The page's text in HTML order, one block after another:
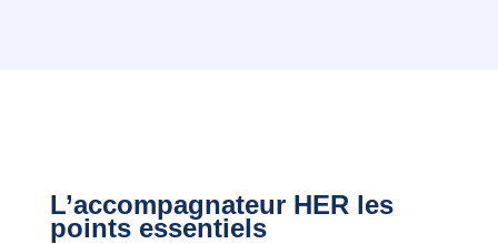
L’accompagnateur HER les
points essentiels